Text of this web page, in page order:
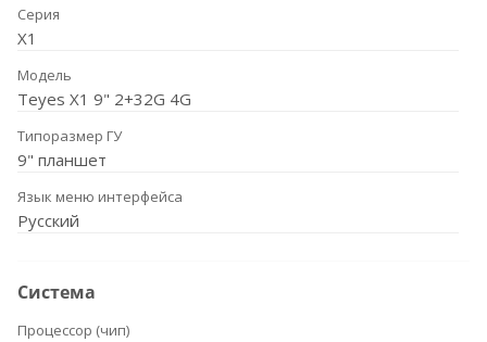
Серия
X1
Модель
Teyes X1 9" 2+32G 4G
Типоразмер ГУ
9" планшет
Язык меню интерфейса
Русский
Система
Процессор (чип)